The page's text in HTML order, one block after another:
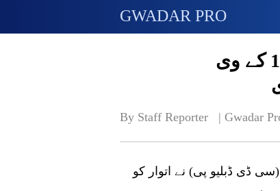
GWADAR PRO
سی ڈی ڈبلیو پی نے گوادر کے لیے 132 کے وی
By Staff Reporter   | Gwadar
ڈی ڈبلیو پی) نے اتوار کو